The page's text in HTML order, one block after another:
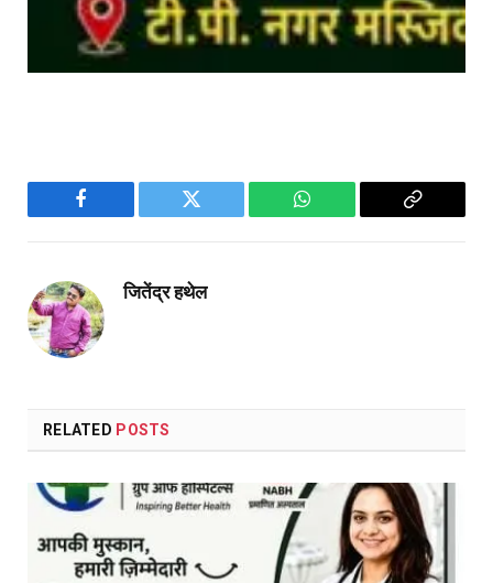
Facebook Twitter WhatsApp
Copy
जितेंद्र हथेल
RELATED POSTS